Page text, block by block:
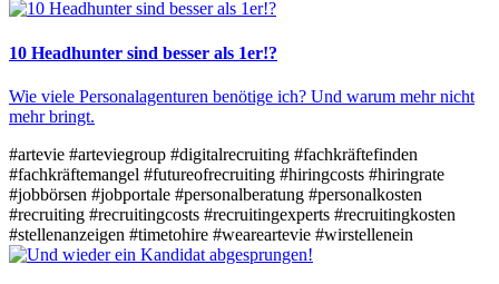
10 Headhunter sind besser als 1er!?
Wie viele Personalagenturen benötige ich? Und warum mehr nicht
mehr bringt.
#artevie #arteviegroup #digitalrecruiting #fachkräftefinden
#fachkräftemangel #futureofrecruiting #hiringcosts #hiringrate
#jobbörsen #jobportale #personalberatung #personalkosten
#recruiting #recruitingcosts #recruitingexperts #recruitingkosten
#stellenanzeigen #timetohire #weareartevie #wirstellenein